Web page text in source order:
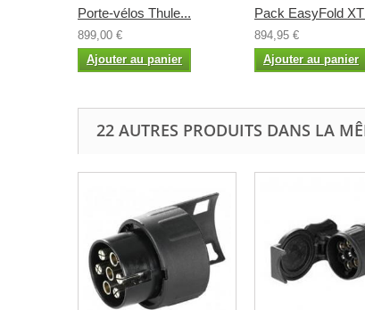
Porte-vélos Thule...
899,00 €
Ajouter au panier
Pack EasyFold
894,95 €
Ajouter au panier
22 AUTRES PRODUITS DANS LA